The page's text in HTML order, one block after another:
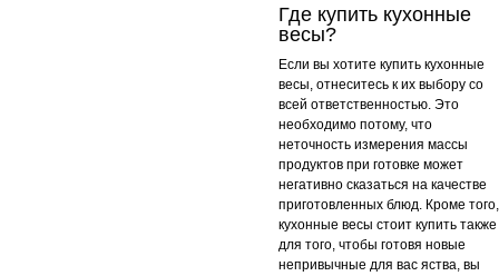
Где купить кухонные
весы?
Если вы хотите купить кухонные
весы, отнеситесь к их выбору со
всей ответственностью. Это
необходимо потому, что
неточность измерения массы
продуктов при готовке может
негативно сказаться на качестве
приготовленных блюд. Кроме того,
кухонные весы стоит купить также
для того, чтобы готовя новые
непривычные для вас яства, вы